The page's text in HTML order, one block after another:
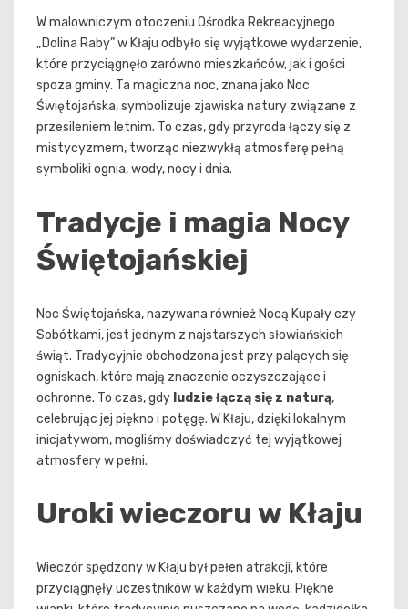
W malowniczym otoczeniu Ośrodka Rekreacyjnego
„Dolina Raby” w Kłaju odbyło się wyjątkowe wydarzenie,
które przyciągnęło zarówno mieszkańców, jak i gości
spoza gminy. Ta magiczna noc, znana jako Noc
Świętojańska, symbolizuje zjawiska natury związane z
przesileniem letnim. To czas, gdy przyroda łączy się z
mistycyzmem, tworząc niezwykłą atmosferę pełną
symboliki ognia, wody, nocy i dnia.
Tradycje i magia Nocy
Świętojańskiej
Noc Świętojańska, nazywana również Nocą Kupały czy
Sobótkami, jest jednym z najstarszych słowiańskich
świąt. Tradycyjnie obchodzona jest przy palących się
ogniskach, które mają znaczenie oczyszczające i
ochronne. To czas, gdy ludzie łączą się z naturą,
celebrując jej piękno i potęgę. W Kłaju, dzięki lokalnym
inicjatywom, mogliśmy doświadczyć tej wyjątkowej
atmosfery w pełni.
Uroki wieczoru w Kłaju
Wieczór spędzony w Kłaju był pełen atrakcji, które
przyciągnęły uczestników w każdym wieku. Piękne